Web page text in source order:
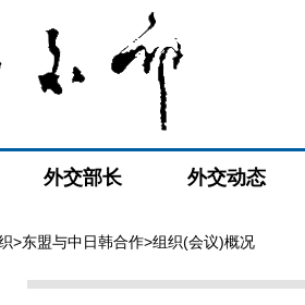
外交部长 外交动态
>东盟与中日韩合作>组织(会议)概况